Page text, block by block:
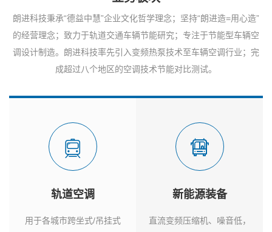
朗进科技秉承“德益中慧”企业文化哲学理念；坚持“朗进造=用心造”
的经营理念；致力于轨道交通车辆节能研究；专注于节能型车辆空
调设计制造。朗进科技率先引入变频热泵技术至车辆空调行业；完
成超过八个地区的空调技术节能对比测试。
轨道空调
用于各城市跨坐式/吊挂式
新能源装备
直流变频压缩机、噪音低，